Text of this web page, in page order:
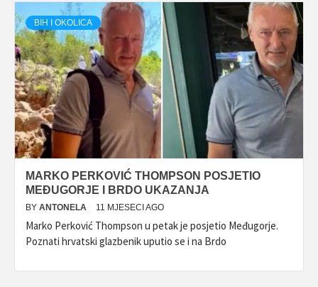
BIH I OKOLICA
MARKO PERKOVIĆ THOMPSON POSJETIO
MEĐUGORJE I BRDO UKAZANJA
BY ANTONELA 11 MJESECI AGO
Marko Perković Thompson u petak je posjetio Međugorje.
Poznati hrvatski glazbenik uputio se i na Brdo